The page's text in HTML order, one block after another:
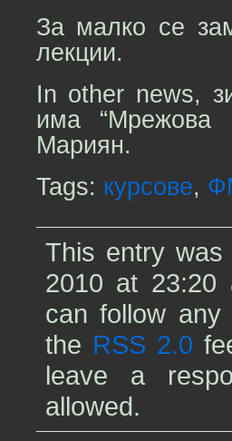
За малко се
лекции.
In other news,
има “Мрежова
Мариян.
Tags: курсове,
This entry
2010 at
can follow
the RSS 2.0
leave a
allowed.